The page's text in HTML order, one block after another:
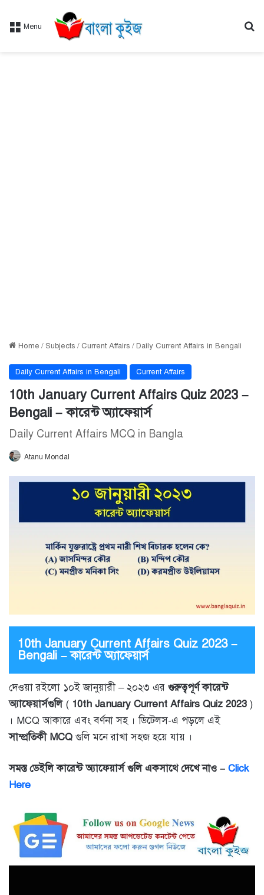
Menu
Home / Subjects / Current Affairs /Daily Current Affairs in Bengali
Daily Current Affairs in Bengali Current Affairs
10th January Current Affairs Quiz 2023 –
Bengali – কারেন্ট অ্যাফেয়ার্স
Daily Current Affairs MCQ in Bangla
Atanu Mondal
10th January Current Affairs Quiz 2023 –
Bengali – কারেন্ট অ্যাফেয়ার্স
দেওয়া রইলো ১০ই জানুয়ারী – ২০২৩ এর গুরুত্বপূর্ণ কারেন্ট
অ্যাফেয়ার্সগুলি( 10th January Current Affairs Quiz 2023 )
। MCQ আকারে এবং বর্ণনা সহ । ডিটেলস-এ পড়লে এই
সাম্প্রতিকী MCQ গুলি মনে রাখা সহজ হয়ে যায় ।
সমস্ত ডেইলি কারেন্ট অ্যাফেয়ার্স গুলি একসাথে দেখে নাও – Click
Here